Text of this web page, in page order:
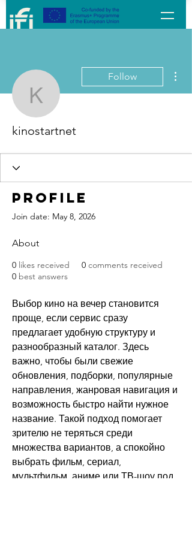
kinostartnet
Follow
kinostartnet
Profile
Join date: May 8, 2026
About
0 likes received 0 comments received
0 best answers
Выбор кино на вечер становится
проще, если сервис сразу
предлагает удобную структуру и
разнообразный каталог. Здесь
важно, чтобы были свежие
обновления, подборки, популярные
направления, жанровая навигация и
возможность быстро найти нужное
название. Такой подход помогает
зрителю не теряться среди
множества вариантов, а спокойно
выбрать фильм, сериал,
мультфильм, аниме или ТВ-шоу под